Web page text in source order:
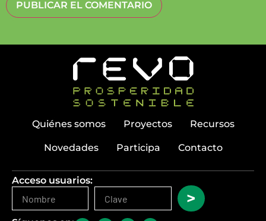
Quiénes somos Proyectos Recursos
Novedades Participa Contacto
Acceso usuarios:
>